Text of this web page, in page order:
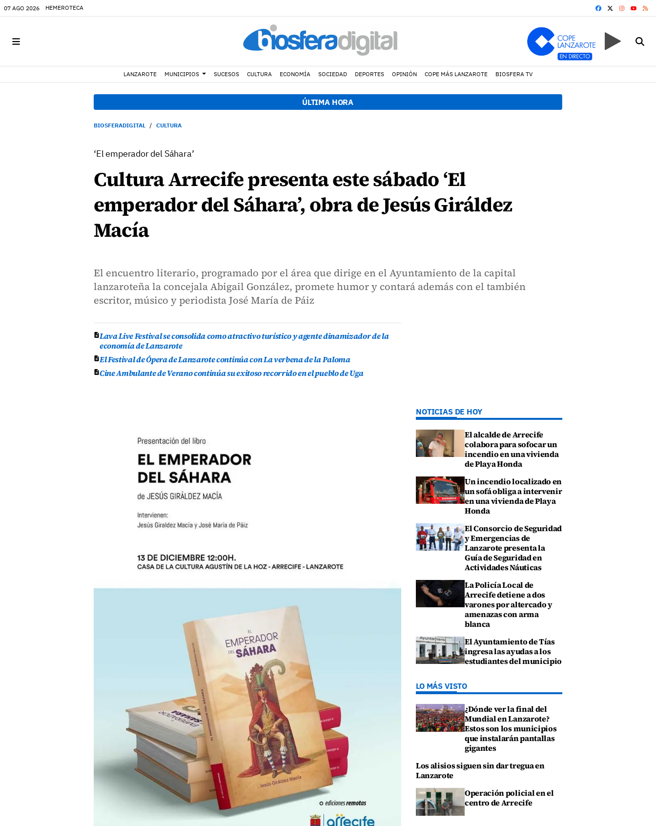
07 AGO 2026 HEMEROTECA FACEBOOK
YOUTUBE
LANZAROTE MUNICIPIOS SUCESOS CULTURA ECONOMÍA SOCIEDAD DEPORTES OPINIÓN COPE MÁS LANZAROTE BIOSFERA TV
ÚLTIMA HORA
BIOSFERADIGITAL CULTURA
‘El emperador del Sáhara’
Cultura Arrecife presenta este sábado ‘El
emperador del Sáhara’, obra de Jesús Giráldez
Macía
El encuentro literario, programado por el área que dirige en el Ayuntamiento de la capital
lanzaroteña la concejala Abigail González, promete humor y contará además con el también
escritor, músico y periodista José María de Páiz
Lava Live Festival se consolida como atractivo turístico y agente dinamizador de la
economía de Lanzarote
El Festival de Ópera de Lanzarote continúa con La verbena de la Paloma
Cine Ambulante de Verano continúa su exitoso recorrido en el pueblo de Uga
NOTICIAS DE HOY
El alcalde de Arrecife
colabora para sofocar un
incendio en una vivienda
de Playa Honda
Un incendio localizado en
un sofá obliga a intervenir
en una vivienda de Playa
Honda
El Consorcio de Seguridad
y Emergencias de
Lanzarote presenta la
Guía de Seguridad en
Actividades Náuticas
La Policía Local de
Arrecife detiene a dos
varones por altercado y
amenazas con arma
blanca
El Ayuntamiento de Tías
ingresa las ayudas a los
estudiantes del municipio
LO MÁS VISTO
¿Dónde ver la final del
Mundial en Lanzarote?
Estos son los municipios
que instalarán pantallas
gigantes
Los alisios siguen sin dar tregua en
Lanzarote
Operación policial en el
centro de Arrecife